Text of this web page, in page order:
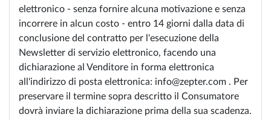
elettronico - senza fornire alcuna motivazione e senza
incorrere in alcun costo - entro 14 giorni dalla data di
conclusione del contratto per l'esecuzione della
Newsletter di servizio elettronico, facendo una
dichiarazione al Venditore in forma elettronica
all'indirizzo di posta elettronica: info@zepter.com . Per
preservare il termine sopra descritto il Consumatore
dovrà inviare la dichiarazione prima della sua scadenza.